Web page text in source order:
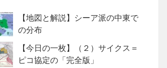
【地図と解説】シーア派の中東で
の分布
【今日の一枚】（２）サイクス＝
ピコ協定の「完全版」